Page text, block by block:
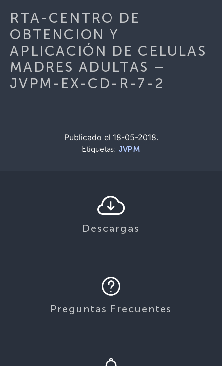
RTA-CENTRO DE
OBTENCION Y
APLICACIÓN DE CELULAS
MADRES ADULTAS –
JVPM-EX-CD-R-7-2
Publicado el 18-05-2018.
Etiquetas: JVPM
Descargas
Preguntas Frecuentes